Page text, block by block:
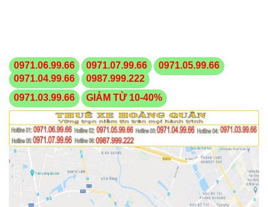
0971.06.99.66 0971.07.99.66
0971.05.99.66
0971.04.99.66
0987.999.222
0971.03.99.66
GIẢM TỪ 10-40%